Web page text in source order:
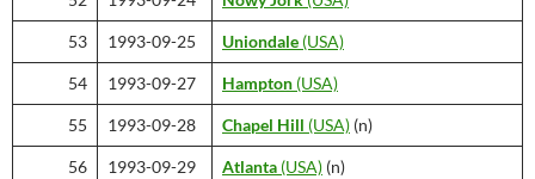
53 1993-09-25 Uniondale (USA)
54 1993-09-27 Hampton (USA)
55 1993-09-28 Chapel Hill (USA) (n)
56 1993-09-29 Atlanta (USA) (n)